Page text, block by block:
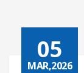
05
MAR,2026